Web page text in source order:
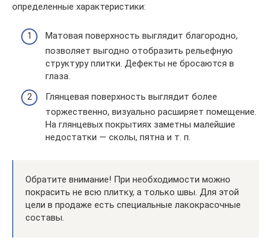
определенные характеристики:
Матовая поверхность выглядит благородно,
позволяет выгодно отобразить рельефную
структуру плитки. Дефекты не бросаются в
глаза.
Глянцевая поверхность выглядит более
торжественно, визуально расширяет помещение.
На глянцевых покрытиях заметны малейшие
недостатки — сколы, пятна и т. п.
Обратите внимание! При необходимости можно
покрасить не всю плитку, а только швы. Для этой
цели в продаже есть специальные лакокрасочные
составы.